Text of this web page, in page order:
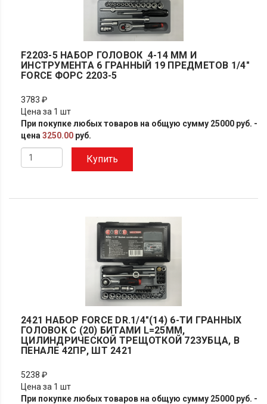
F2203-5 НАБОР ГОЛОВОК 4-14 MM И
ИНСТРУМЕНТА 6 ГРАННЫЙ 19 ПРЕДМЕТОВ 1/4"
FORCE ФОРС 2203-5
3783 ₽
Цена за 1 шт
При покупке любых товаров на общую сумму 25000 руб. -
цена 3250.00 руб.
Купить
2421 НАБОР FORCE DR.1/4"(14) 6-ТИ ГРАННЫХ
ГОЛОВОК С (20) БИТАМИ L=25ММ,
ЦИЛИНДРИЧЕСКОЙ ТРЕЩОТКОЙ 72ЗУБЦА, В
ПЕНАЛЕ 42ПР, ШТ 2421
5238 ₽
Цена за 1 шт
При покупке любых товаров на общую сумму 25000 руб. -